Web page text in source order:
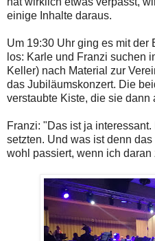
einige Inhalte daraus.
Um 19:30 Uhr ging es mit der
los: Karle und Franzi suchen
Keller) nach Material zur
das Jubiläumskonzert. Die
verstaubte Kiste, die sie dann
Franzi: "Das ist ja
setzten. Und was ist denn
wohl passiert, wenn ich daran